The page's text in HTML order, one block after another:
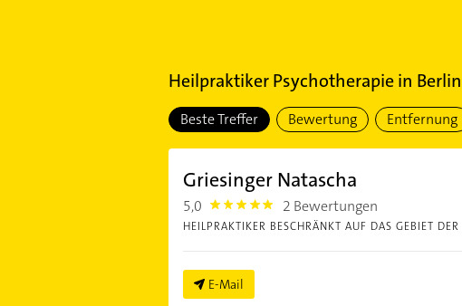
Heilpraktiker Psychotherapiein
Beste Treffer Bewertung Entfernung
Griesinger Natascha
5,0 5.0 2 Bewertungen
HEILPRAKTIKER BESCHRÄNKT AUF DAS GEBIET DER
E-Mail